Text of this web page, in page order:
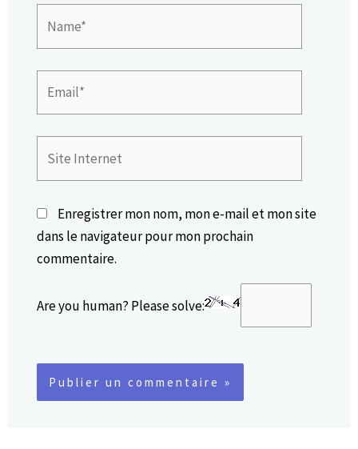
Internet
Enregistrer mon nom, mon e-mail et mon site
dans le navigateur pour mon prochain
commentaire.
Are you human? Please solve: